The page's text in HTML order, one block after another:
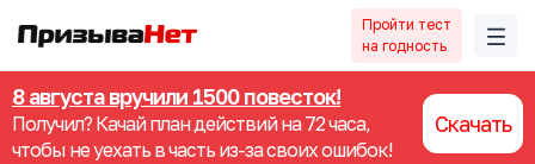
Пройти тест
на годность
8 августа вручили 1500 повесток!
Получил? Качай план действий на 72 часа,
чтобы не уехать в часть из-за своих ошибок!
Скачать